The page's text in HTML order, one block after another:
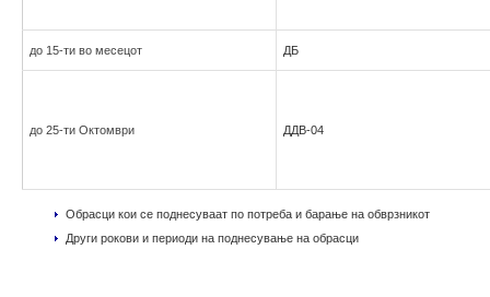
до 15-ти во месецот ДБ
до 25-ти Октомври ДДВ-04
Обрасци кои се поднесуваат по потреба и барање на обврзникот
Други рокови и периоди на поднесување на обрасци